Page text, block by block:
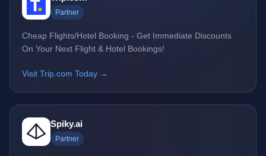
Partner
Cheap Flights/Hotel Booking - Get Immediate Discounts
On Your Next Flight & Hotel Bookings!
Visit Trip.com Today →
Spiky.ai
Partner